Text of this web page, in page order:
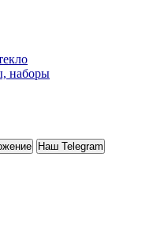
наборы
Наш Telegram